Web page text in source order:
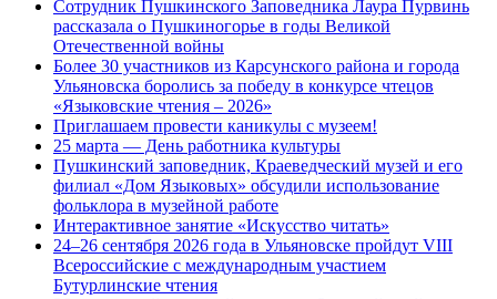
Сотрудник Пушкинского Заповедника Лаура Пурвинь
рассказала о Пушкиногорье в годы Великой
Отечественной войны
Более 30 участников из Карсунского района и города
Ульяновска боролись за победу в конкурсе чтецов
«Языковские чтения – 2026»
Приглашаем провести каникулы с музеем!
25 марта — День работника культуры
Пушкинский заповедник, Краеведческий музей и его
филиал «Дом Языковых» обсудили использование
фольклора в музейной работе
Интерактивное занятие «Искусство читать»
24–26 сентября 2026 года в Ульяновске пройдут VIII
Всероссийские с международным участием
Бутурлинские чтения